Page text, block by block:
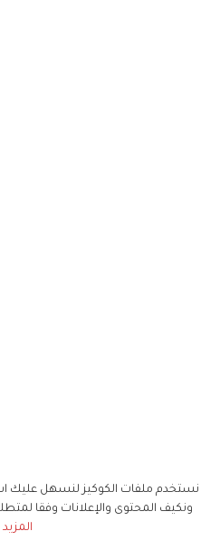
نستخدم ملفات الكوكيز لنسهل عليك
ونكيف المحتوى والإعلانات وفقا
المزيد